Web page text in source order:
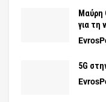
Μαύρη
για τη
5G